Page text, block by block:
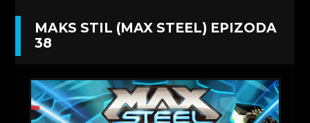
Kratkometrazni crtani filmovi » Maks Stil (Max Steel)
MAKS STIL (MAX STEEL) EPIZODA
38